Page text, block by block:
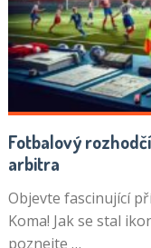
Fotbalový
arbitra
Objevte fascinující
Koma! Jak se stal
poznejte …